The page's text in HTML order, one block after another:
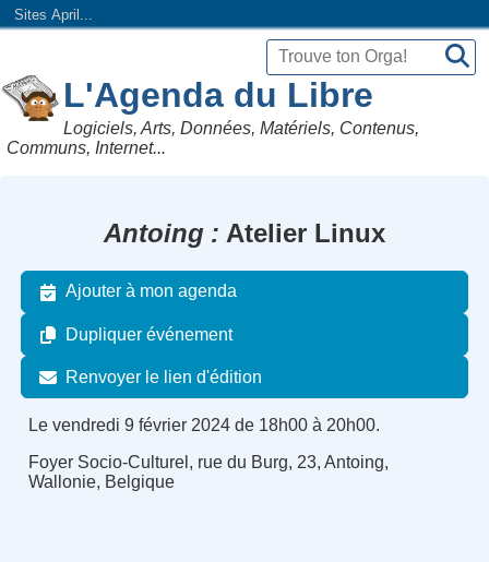
Sites April...
L'Agenda du Libre
Logiciels, Arts, Données, Matériels, Contenus,
Communs, Internet...
Antoing Atelier Linux
Ajouter à mon agenda
Dupliquer événement
Renvoyer le lien d'édition
Le vendredi 9 février 2024 de 18h00 à 20h00.
Foyer Socio-Culturel, rue du Burg, 23, Antoing,
Wallonie, Belgique